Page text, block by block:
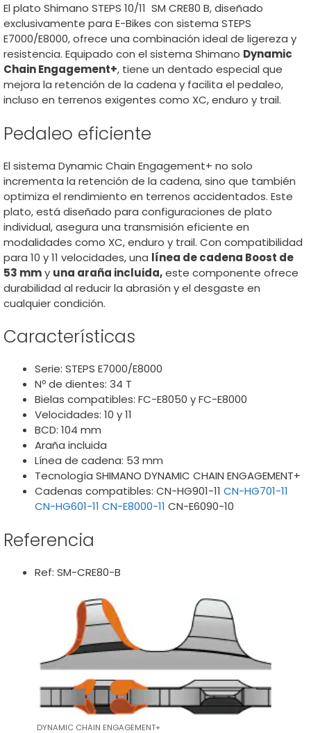
El plato Shimano STEPS 10/11 SM CRE80 B, diseñado
exclusivamente para E-Bikes con sistema STEPS
E7000/E8000, ofrece una combinación ideal de ligereza y
resistencia. Equipado con el sistema Shimano Dynamic
Chain Engagement+, tiene un dentado especial que
mejora la retención de la cadena y facilita el pedaleo,
incluso en terrenos exigentes como XC, enduro y trail.
Pedaleo eficiente
El sistema Dynamic Chain Engagement+ no solo
incrementa la retención de la cadena, sino que también
optimiza el rendimiento en terrenos accidentados. Este
plato, está diseñado para configuraciones de plato
individual, asegura una transmisión eficiente en
modalidades como XC, enduro y trail. Con compatibilidad
para 10 y 11 velocidades, una línea de cadena Boost de
53 mmy una araña incluida,este componente ofrece
durabilidad al reducir la abrasión y el desgaste en
cualquier condición.
Características
Serie: STEPS E7000/E8000
Nº de dientes: 34 T
Bielas compatibles: FC-E8050 y FC-E8000
Velocidades: 10 y 11
BCD: 104 mm
Araña incluida
Línea de cadena: 53 mm
Tecnología SHIMANO DYNAMIC CHAIN ENGAGEMENT+
Cadenas compatibles: CN-HG901-11 CN-HG701-11
CN-HG601-11 CN-E8000-11 CN-E6090-10
Referencia
Ref: SM-CRE80-B
DYNAMIC CHAIN ENGAGEMENT+